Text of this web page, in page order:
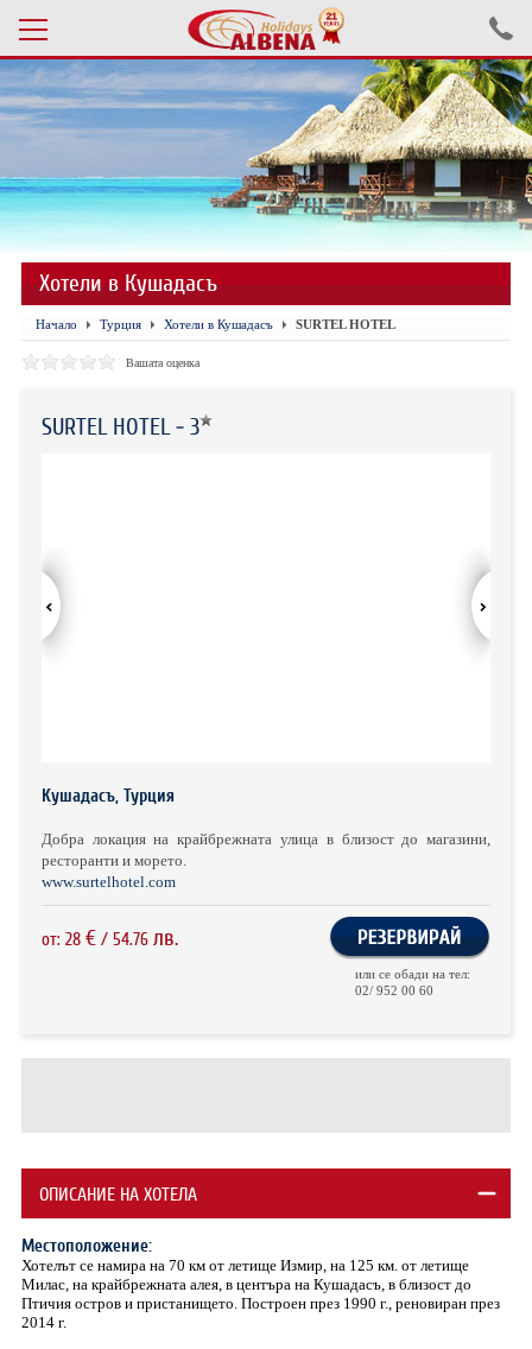
Проверка на резервация
ПОЧИВКИ С АВТОБУС 2026
ПОЧИВКИ СЪС САМОЛЕТ
ЕКСКУРЗИИ САМОЛЕТ
ЕКСКУРЗИИ АВТОБУС
ХОТЕЛИ В ТУРЦИЯ
НОВА ГОДИНА 2027
ХОТЕЛИ В АЛБАНИЯ
ОБЩИ УСЛОВИЯ ПАКЕТНИ
ПЪТУВАНИЯ
Хотели в Кушадасъ
Начало Турция Хотели в Кушадасъ SURTEL HOTEL
Вашата оценка
SURTEL HOTEL - 3
Кушадасъ, Турция
Добра локация на крайбрежната улица в близост до магазини,
ресторанти и морето.
www.surtelhotel.com
от: 28 €/ 54.76 лв.
или се обади на тел:
02/ 952 00 60
ОПИСАНИЕ НА ХОТЕЛА
Местоположение:
Хотелът се намира на 70 км от летище Измир, на 125 км. от летище
Милас, на крайбрежната алея, в центъра на Кушадасъ, в близост до
Птичия остров и пристанището. Построен през 1990 г., реновиран през
2014 г.